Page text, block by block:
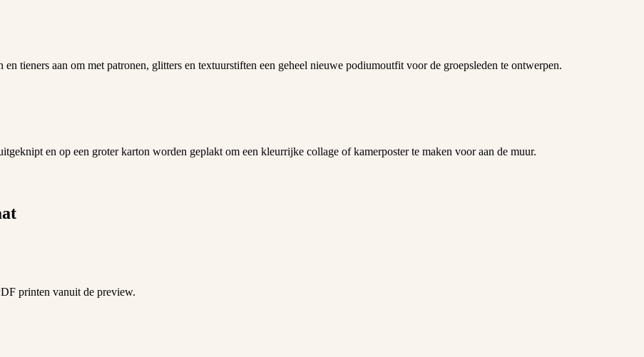
tieners aan om met patronen, glitters en textuurstiften een geheel nieuwe podiumoutfit voor de groepsleden te ontwerpen.
en op een groter karton worden geplakt om een kleurrijke collage of kamerposter te maken voor aan de muur.
printen vanuit de preview.